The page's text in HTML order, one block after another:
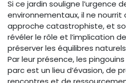
Si ce jardin souligne l’urgence
environnementaux, il ne
approche catastrophiste, et
révéler le rôle et l’implication
préserver les équilibres
Par leur présence, les
parc est un lieu d’évasion, de